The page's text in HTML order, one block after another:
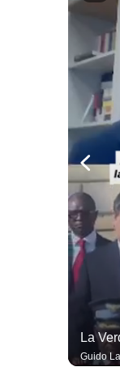
Privacidad
Preguntas
Frecuentes